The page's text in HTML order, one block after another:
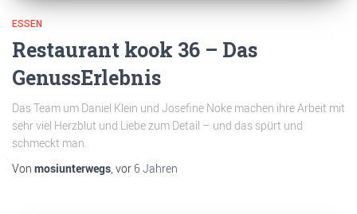
ESSEN
Restaurant kook 36 – Das
GenussErlebnis
Das Team um Daniel Klein und Josefine Noke machen ihre Arbeit mit
sehr viel Herzblut und Liebe zum Detail – und das spürt und
schmeckt man.
Von mosiunterwegs, vor 6 Jahren